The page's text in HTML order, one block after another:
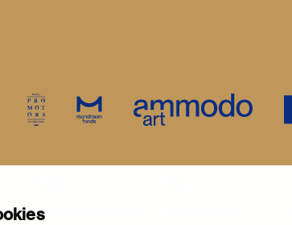
tentoonstellingen